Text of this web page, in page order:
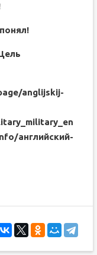
anglijskij-
английский-